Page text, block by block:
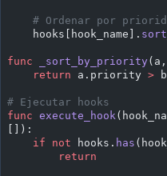
# Ordenar por
    hooks[hook_name].
func _sort_by_priority
    return
a.priority >
# Ejecutar hooks
func execute_hook
[]):
    if
not hooks. has
        return